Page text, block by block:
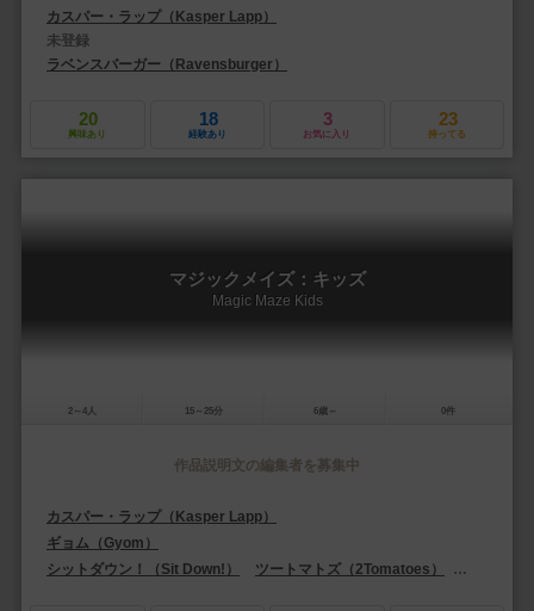
カスパー・ラップ（Kasper Lapp）
未登録
ラベンスバーガー（Ravensburger）
20
興味あり
18
経験あり
3
お気に入り
23
持ってる
マジックメイズ：キッズ
Magic Maze Kids
2～4人 15～25分 6歳～ 0件
作品説明文の編集者を募集中
カスパー・ラップ（Kasper Lapp）
ギョム（Gyom）
シットダウン！（Sit Down!）
ツートマトズ（2Tomatoes） ペガサス